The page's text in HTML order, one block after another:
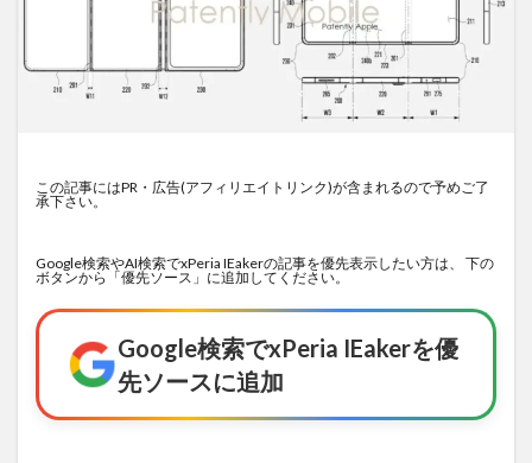
この記事にはPR・広告(アフィリエイトリンク)が含まれるので予めご了
承下さい。
Google検索やAI検索でxPeria IEakerの記事を優先表示したい方は、 下の
ボタンから「優先ソース」に追加してください。
Google検索でxPeria IEakerを優
先ソースに追加